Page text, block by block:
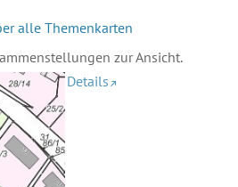
alle Themenkarten
zur Ansicht.
Details